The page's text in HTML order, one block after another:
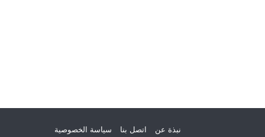
نبذة عن اتصل بنا سياسة الخصوصية